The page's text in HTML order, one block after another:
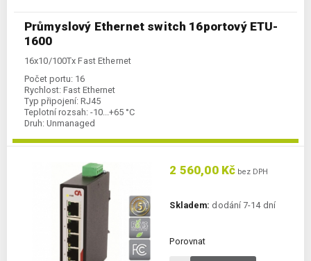
Průmyslový Ethernet switch 16portový ETU-
1600
16x10/100Tx Fast Ethernet
Počet portu: 16
Rychlost: Fast Ethernet
Typ připojení: RJ45
Teplotní rozsah: -10...+65 °C
Druh: Unmanaged
2 560,00 Kč bez DPH
Skladem: dodání 7-14 dní
Porovnat